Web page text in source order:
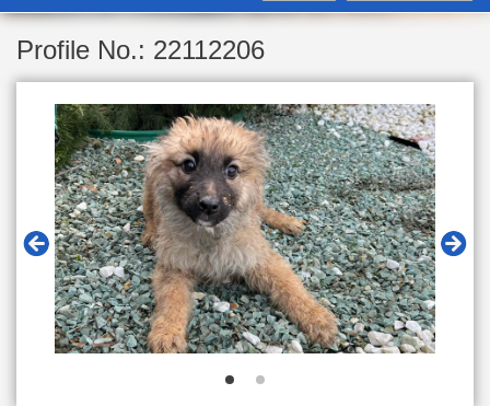
Profile No.: 22112206